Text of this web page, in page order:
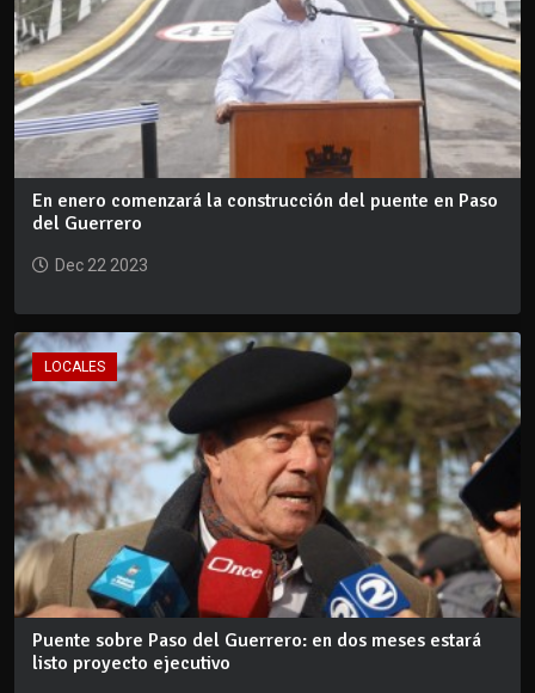
En enero comenzará la construcción del puente en Paso
del Guerrero
Dec 22 2023
LOCALES
Puente sobre Paso del Guerrero: en dos meses estará
listo proyecto ejecutivo